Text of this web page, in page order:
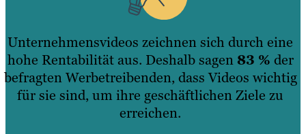
Unternehmensvideos zeichnen sich durch eine
hohe Rentabilität aus. Deshalb sagen83 % der
befragten Werbetreibenden, dass Videos wichtig
für sie sind, um ihre geschäftlichen Ziele zu
erreichen.